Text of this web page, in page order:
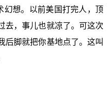
幻想。以前美国打完人，顶
去，事儿也就凉了。可这次
脚就把你基地点了。这叫